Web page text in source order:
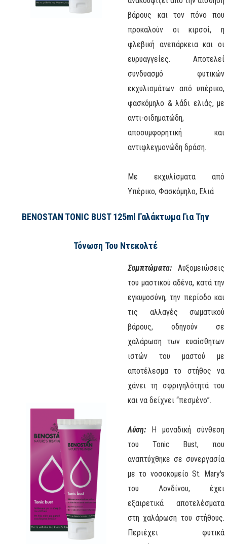
βάρους και τον πόνο που
προκαλούν οι κιρσοί, η
φλεβική ανεπάρκεια και οι
ευρυαγγείες. Αποτελεί
συνδυασμό φυτικών
εκχυλισμάτων από υπέρικο,
φασκόμηλο & λάδι ελιάς, με
αντι-οιδηματώδη,
αποσυμφορητική και
αντιφλεγμονώδη δράση.
Με εκχυλίσματα από
Υπέρικο, Φασκόμηλο, Ελιά
BENOSTAN TONIC BUST 125ml Γαλάκτωμα Για Την
Τόνωση Του Ντεκολτέ
Συμπτώματα: Αυξομειώσεις
του μαστικού αδένα, κατά την
εγκυμοσύνη, την περίοδο και
τις αλλαγές σωματικού
βάρους, οδηγούν σε
χαλάρωση των ευαίσθητων
ιστών του μαστού με
αποτέλεσμα το στήθος να
χάνει τη σφριγηλότητά του
και να δείχνει “πεσμένο”.
Λύση: Η μοναδική σύνθεση
του Tonic Bust, που
αναπτύχθηκε σε συνεργασία
με το νοσοκομείο St. Mary's
του Λονδίνου, έχει
εξαιρετικά αποτελέσματα
στη χαλάρωση του στήθους.
Περιέχει φυτικά